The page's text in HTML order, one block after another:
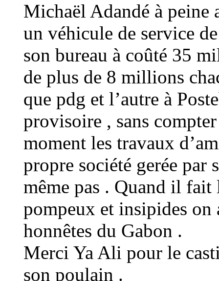
Michaël Adandé à peine
un véhicule de service
son bureau à coûté 35
de plus de 8 millions
que pdg et l’autre à
provisoire , sans
moment les travaux
propre société gerée par
même pas . Quand il fait
pompeux et insipides on
honnêtes du Gabon .
Merci Ya Ali pour le
son poulain .